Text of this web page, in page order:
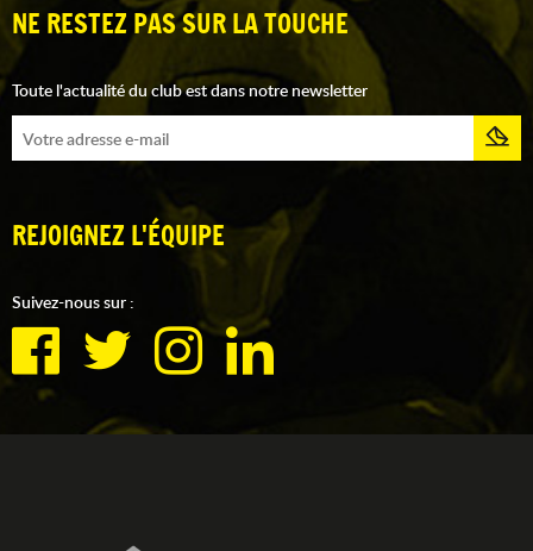
NE RESTEZ PAS SUR LA TOUCHE
Toute l'actualité du club est dans notre newsletter
REJOIGNEZ L'ÉQUIPE
Suivez-nous sur :